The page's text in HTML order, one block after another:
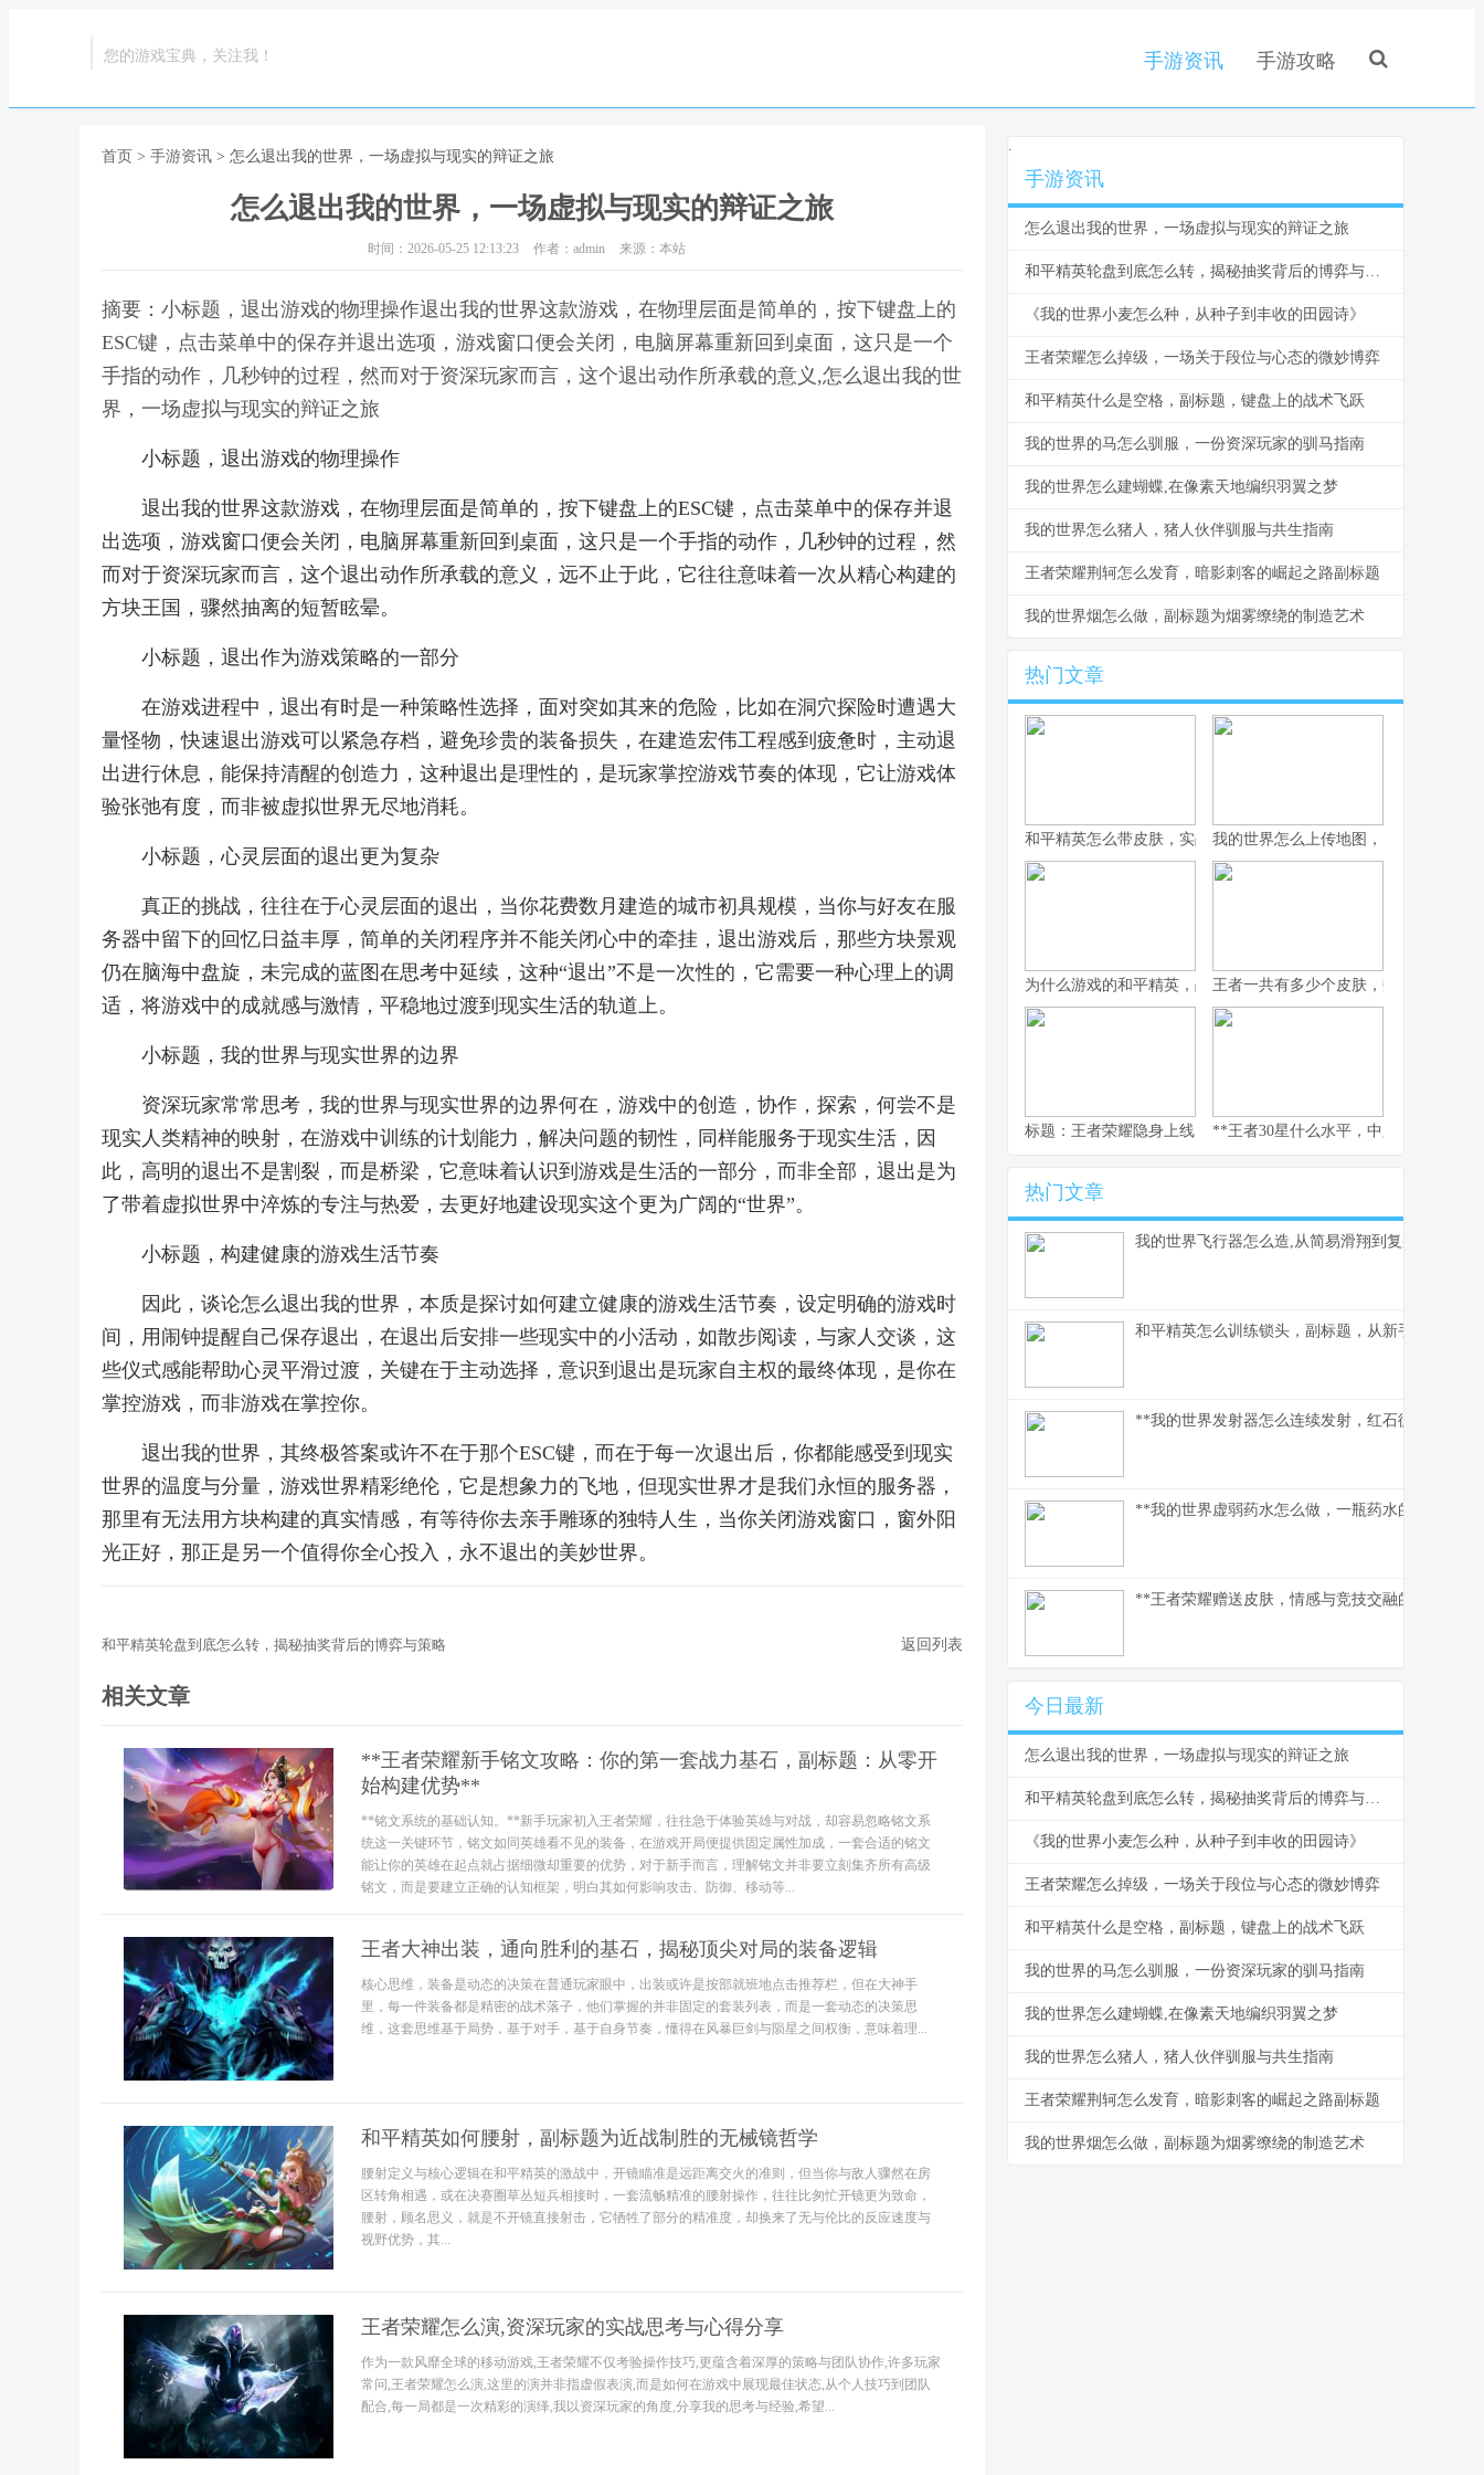
您的游戏宝典，关注我！ 手游资讯 手游攻略
首页 > 手游资讯 > 怎么退出我的世界，一场虚拟与现实的辩证之旅
怎么退出我的世界，一场虚拟与现实的辩证之旅
时间：2026-05-25 12:13:23 作者：admin 来源：本站
摘要：小标题，退出游戏的物理操作退出我的世界这款游戏，在物理层面是简单的，按下键盘上的
ESC键，点击菜单中的保存并退出选项，游戏窗口便会关闭，电脑屏幕重新回到桌面，这只是一个
手指的动作，几秒钟的过程，然而对于资深玩家而言，这个退出动作所承载的意义,怎么退出我的世
界，一场虚拟与现实的辩证之旅
小标题，退出游戏的物理操作
退出我的世界这款游戏，在物理层面是简单的，按下键盘上的ESC键，点击菜单中的保存并退
出选项，游戏窗口便会关闭，电脑屏幕重新回到桌面，这只是一个手指的动作，几秒钟的过程，然
而对于资深玩家而言，这个退出动作所承载的意义，远不止于此，它往往意味着一次从精心构建的
方块王国，骤然抽离的短暂眩晕。
小标题，退出作为游戏策略的一部分
在游戏进程中，退出有时是一种策略性选择，面对突如其来的危险，比如在洞穴探险时遭遇大
量怪物，快速退出游戏可以紧急存档，避免珍贵的装备损失，在建造宏伟工程感到疲惫时，主动退
出进行休息，能保持清醒的创造力，这种退出是理性的，是玩家掌控游戏节奏的体现，它让游戏体
验张弛有度，而非被虚拟世界无尽地消耗。
小标题，心灵层面的退出更为复杂
真正的挑战，往往在于心灵层面的退出，当你花费数月建造的城市初具规模，当你与好友在服
务器中留下的回忆日益丰厚，简单的关闭程序并不能关闭心中的牵挂，退出游戏后，那些方块景观
仍在脑海中盘旋，未完成的蓝图在思考中延续，这种“退出”不是一次性的，它需要一种心理上的调
适，将游戏中的成就感与激情，平稳地过渡到现实生活的轨道上。
小标题，我的世界与现实世界的边界
资深玩家常常思考，我的世界与现实世界的边界何在，游戏中的创造，协作，探索，何尝不是
现实人类精神的映射，在游戏中训练的计划能力，解决问题的韧性，同样能服务于现实生活，因
此，高明的退出不是割裂，而是桥梁，它意味着认识到游戏是生活的一部分，而非全部，退出是为
了带着虚拟世界中淬炼的专注与热爱，去更好地建设现实这个更为广阔的“世界”。
小标题，构建健康的游戏生活节奏
因此，谈论怎么退出我的世界，本质是探讨如何建立健康的游戏生活节奏，设定明确的游戏时
间，用闹钟提醒自己保存退出，在退出后安排一些现实中的小活动，如散步阅读，与家人交谈，这
些仪式感能帮助心灵平滑过渡，关键在于主动选择，意识到退出是玩家自主权的最终体现，是你在
掌控游戏，而非游戏在掌控你。
退出我的世界，其终极答案或许不在于那个ESC键，而在于每一次退出后，你都能感受到现实
世界的温度与分量，游戏世界精彩绝伦，它是想象力的飞地，但现实世界才是我们永恒的服务器，
那里有无法用方块构建的真实情感，有等待你去亲手雕琢的独特人生，当你关闭游戏窗口，窗外阳
光正好，那正是另一个值得你全心投入，永不退出的美妙世界。
和平精英轮盘到底怎么转，揭秘抽奖背后的博弈与策略 返回列表
相关文章
**王者荣耀新手铭文攻略：你的第一套战力基石，副标题：从零开
始构建优势**
**铭文系统的基础认知。**新手玩家初入王者荣耀，往往急于体验英雄与对战，却容易忽略铭文系
统这一关键环节，铭文如同英雄看不见的装备，在游戏开局便提供固定属性加成，一套合适的铭文
能让你的英雄在起点就占据细微却重要的优势，对于新手而言，理解铭文并非要立刻集齐所有高级
铭文，而是要建立正确的认知框架，明白其如何影响攻击、防御、移动等...
王者大神出装，通向胜利的基石，揭秘顶尖对局的装备逻辑
核心思维，装备是动态的决策在普通玩家眼中，出装或许是按部就班地点击推荐栏，但在大神手
里，每一件装备都是精密的战术落子，他们掌握的并非固定的套装列表，而是一套动态的决策思
维，这套思维基于局势，基于对手，基于自身节奏，懂得在风暴巨剑与陨星之间权衡，意味着理...
和平精英如何腰射，副标题为近战制胜的无械镜哲学
腰射定义与核心逻辑在和平精英的激战中，开镜瞄准是远距离交火的准则，但当你与敌人骤然在房
区转角相遇，或在决赛圈草丛短兵相接时，一套流畅精准的腰射操作，往往比匆忙开镜更为致命，
腰射，顾名思义，就是不开镜直接射击，它牺牲了部分的精准度，却换来了无与伦比的反应速度与
视野优势，其...
王者荣耀怎么演,资深玩家的实战思考与心得分享
作为一款风靡全球的移动游戏,王者荣耀不仅考验操作技巧,更蕴含着深厚的策略与团队协作,许多玩家
常问,王者荣耀怎么演,这里的演并非指虚假表演,而是如何在游戏中展现最佳状态,从个人技巧到团队
配合,每一局都是一次精彩的演绎,我以资深玩家的角度,分享我的思考与经验,希望...
.
手游资讯
怎么退出我的世界，一场虚拟与现实的辩证之旅
和平精英轮盘到底怎么转，揭秘抽奖背后的博弈与策略
《我的世界小麦怎么种，从种子到丰收的田园诗》
王者荣耀怎么掉级，一场关于段位与心态的微妙博弈
和平精英什么是空格，副标题，键盘上的战术飞跃
我的世界的马怎么驯服，一份资深玩家的驯马指南
我的世界怎么建蝴蝶,在像素天地编织羽翼之梦
我的世界怎么猪人，猪人伙伴驯服与共生指南
王者荣耀荆轲怎么发育，暗影刺客的崛起之路副标题
我的世界烟怎么做，副标题为烟雾缭绕的制造艺术
热门文章
和平精英怎么带皮肤，实战与风格的平衡艺术副标题，从仓库到战
我的世界怎么上传地图，资深玩家分享
为什么游戏的和平精英，战术竞技浪潮中的独特答案
王者一共有多少个皮肤，数字背后的
标题：王者荣耀隐身上线，一个资深玩家的战略视野与心灵独白
**王者30星什么水平，中坚力量的荣耀
热门文章
我的世界飞行器怎么造,从简易滑翔到复杂引擎
和平精英怎么训练锁头，副标题，从新手到高手的
**我的世界发射器怎么连续发射，红石循环的奥妙
**我的世界虚弱药水怎么做，一瓶药水的救赎之
**王者荣耀赠送皮肤，情感与竞技交融的独特纽带
今日最新
怎么退出我的世界，一场虚拟与现实的辩证之旅
和平精英轮盘到底怎么转，揭秘抽奖背后的博弈与策略
《我的世界小麦怎么种，从种子到丰收的田园诗》
王者荣耀怎么掉级，一场关于段位与心态的微妙博弈
和平精英什么是空格，副标题，键盘上的战术飞跃
我的世界的马怎么驯服，一份资深玩家的驯马指南
我的世界怎么建蝴蝶,在像素天地编织羽翼之梦
我的世界怎么猪人，猪人伙伴驯服与共生指南
王者荣耀荆轲怎么发育，暗影刺客的崛起之路副标题
我的世界烟怎么做，副标题为烟雾缭绕的制造艺术